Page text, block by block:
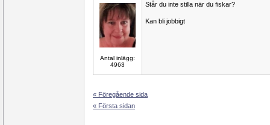
Antal inlägg:
4963
Står du inte stilla när du fiskar?
Kan bli jobbigt
« Föregående sida
« Första sidan